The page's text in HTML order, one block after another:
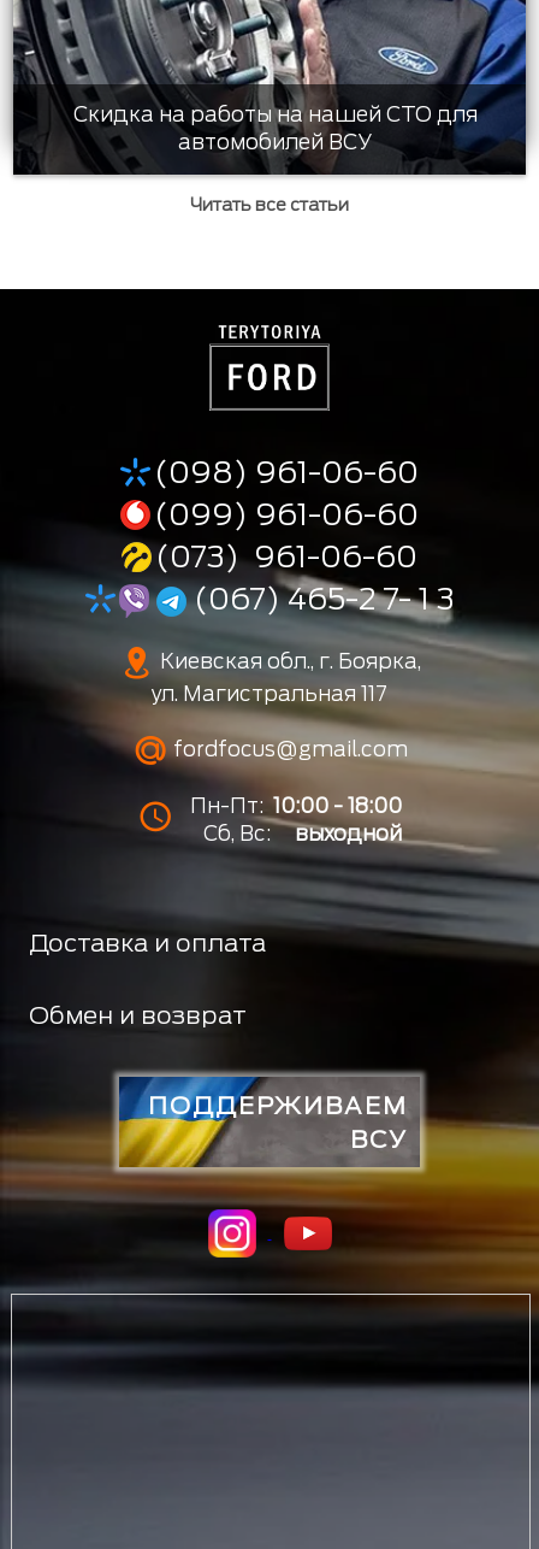
Скидка на работы на нашей СТО для
автомобилей ВСУ
Читать все статьи
(098) 961-06-60
(099) 961-06-60
(073) 961-06-60
(067) 465-2 7- 1 3
Киевская обл., г. Боярка,
ул. Магистральная 117
fordfocus@gmail.com
Пн-Пт: 10:00 - 18:00
Сб, Вс:
выходной
Доставка и оплата
Обмен и возврат
ПОДДЕРЖИВАЕМ
ВСУ